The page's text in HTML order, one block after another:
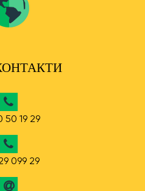
50 19 29
099 29